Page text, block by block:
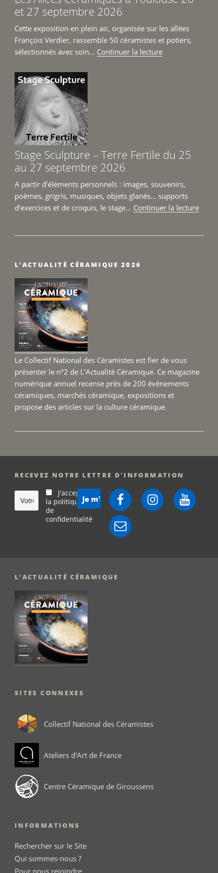
Michel
du
au
4
juillet
2026 »
et 27 septembre 2026
Cette exposition en plein air, organisée sur les allées
François Verdier, rassemble 50 céramistes et potiers,
sélectionnés avec soin... Continuer la lecturede
septembre
Stage Sculpture – Terre Fertile du 25
au 27 septembre 2026
A partir d’éléments personnels : images, souvenirs,
poèmes, grigris, musiques, objets glanés… supports
d’exercices et de croquis, le stage... Continuer la lecturede
L’ACTUALITÉ CÉRAMIQUE 2026
Le Collectif National des Céramistes est fier de vous
présenter le n°2 de L’Actualité Céramique. Ce magazine
numérique annuel recense près de 200 évènements
céramiques, marchés céramique, expositions et
propose des articles sur la culture céramique.
RECEVEZ NOTRE LETTRE D'INFORMATION
J'accepte
la politique
de
confidentialité
FacebookInstagramYouTube
E-
mail
L’ACTUALITÉ CÉRAMIQUE
SITES CONNEXES
Collectif National des Céramistes
Ateliers d'Art de France
Centre Céramique de Giroussens
INFORMATIONS
Rechercher sur le Site
Qui sommes-nous ?
Pour nous rejoindre